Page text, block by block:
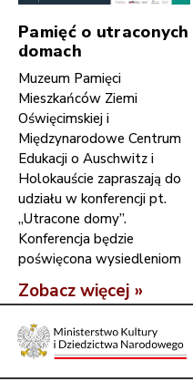
Pamięć o utraconych
domach
Muzeum Pamięci
Mieszkańców Ziemi
Oświęcimskiej i
Międzynarodowe Centrum
Edukacji o Auschwitz i
Holokauście zapraszają do
udziału w konferencji pt.
„Utracone domy”.
Konferencja będzie
poświęcona wysiedleniom
Zobacz więcej »